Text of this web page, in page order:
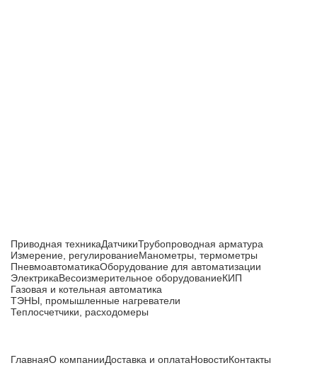
Приводная техникаДатчикиТрубопроводная арматура
Измерение, регулированиеМанометры, термометры
ПневмоавтоматикаОборудование для автоматизации
ЭлектрикаВесоизмерительное оборудованиеКИП
Газовая и котельная автоматика
ТЭНЫ, промышленные нагреватели
Теплосчетчики, расходомеры
ГлавнаяО компанииДоставка и оплатаНовостиКонтакты